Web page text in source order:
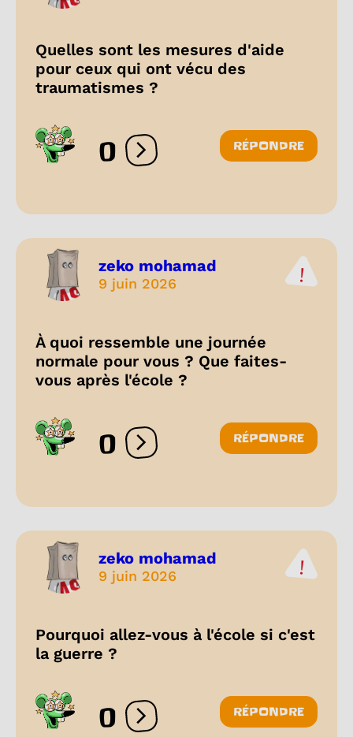
Quelles sont les mesures d'aide
pour ceux qui ont vécu des
traumatismes ?
0 Ouvrir les réactions
RÉPONDRE
zeko mohamad
9 juin 2026
À quoi ressemble une journée
normale pour vous ? Que faites-
vous après l'école ?
0 Ouvrir les réactions
RÉPONDRE
zeko mohamad
9 juin 2026
Pourquoi allez-vous à l'école si c'est
la guerre ?
0 Ouvrir les réactions
RÉPONDRE